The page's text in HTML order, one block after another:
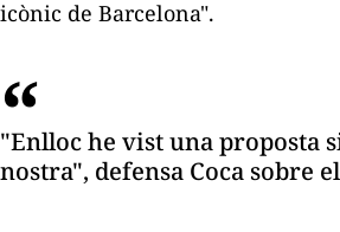
icònic de Barcelona".
"Enlloc he vist una proposta
nostra", defensa Coca sobre